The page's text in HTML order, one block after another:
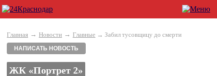
Главная → Новости → Главные → Забил тусовщицу до смерти
НАПИСАТЬ НОВОСТЬ
ЖК «Портрет 2»